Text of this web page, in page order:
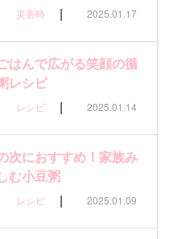
災害時 | 2025.01.17
はんで広がる笑顔の循
レシピ
レシピ | 2025.01.14
次におすすめ！家族み
む小豆粥
レシピ | 2025.01.09